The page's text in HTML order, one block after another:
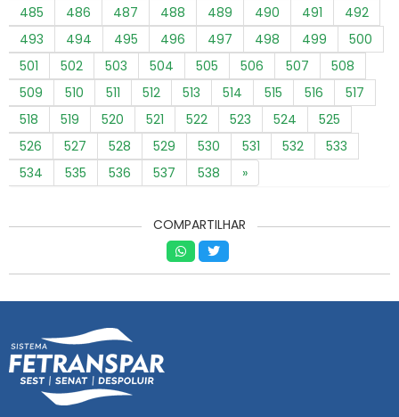
485
486 487 488 489 490 491
492
493
494 495 496 497 498 499
500
501
502 503 504 505 506 507
508
509
510 511 512 513 514 515 516
517
518
519 520 521 522 523 524
525
526
527 528 529 530 531 532
533
534
535 536 537 538 »
COMPARTILHAR